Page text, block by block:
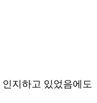
지하고 있었음에도